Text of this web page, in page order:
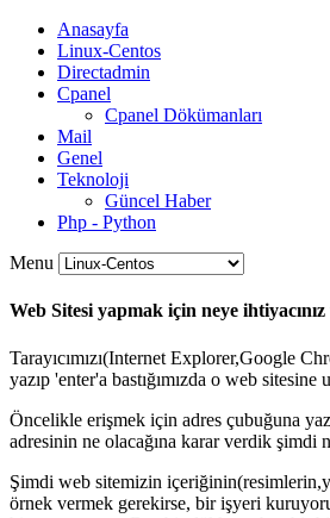
Anasayfa
Linux-Centos
Directadmin
Cpanel
Cpanel Dökümanları
Mail
Genel
Teknoloji
Güncel Haber
Php - Python
Menu
Web Sitesi yapmak için neye
Tarayıcımızı(Internet Explorer,Google
yazıp 'enter'a bastığımızda o web
Öncelikle erişmek için adres çubuğuna
adresinin ne olacağına karar verdik şimdi
Şimdi web sitemizin
örnek vermek gerekirse, bir işyeri